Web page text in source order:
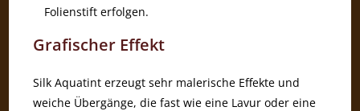
Folienstift erfolgen.
Grafischer Effekt
Silk Aquatint erzeugt sehr malerische Effekte und
weiche Übergänge, die fast wie eine Lavur oder eine